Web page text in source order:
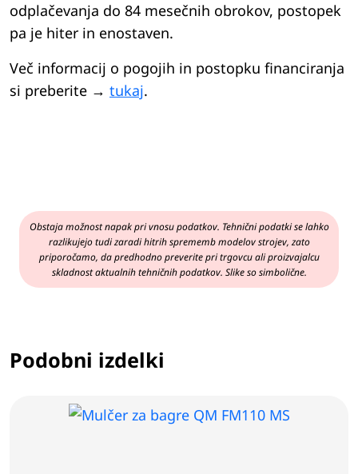
odplačevanja do 84 mesečnih obrokov, postopek
pa je hiter in enostaven.
Več informacij o pogojih in postopku financiranja
si preberite → tukaj.
Obstaja možnost napak pri vnosu podatkov. Tehnični podatki se lahko
razlikujejo tudi zaradi hitrih sprememb modelov strojev, zato
priporočamo, da predhodno preverite pri trgovcu ali proizvajalcu
skladnost aktualnih tehničnih podatkov. Slike so simbolične.
Podobni izdelki